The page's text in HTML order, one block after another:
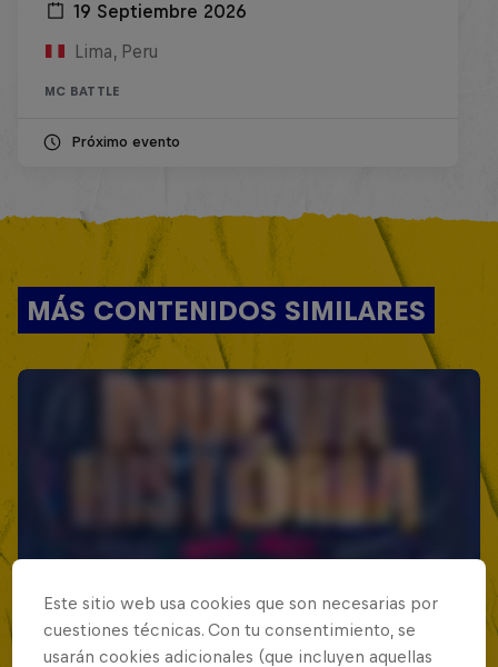
19 Septiembre 2026
Lima, Peru
MC BATTLE
Próximo evento
MÁS CONTENIDOS SIMILARES
Este sitio web usa cookies que son necesarias por
cuestiones técnicas. Con tu consentimiento, se
usarán cookies adicionales (que incluyen aquellas